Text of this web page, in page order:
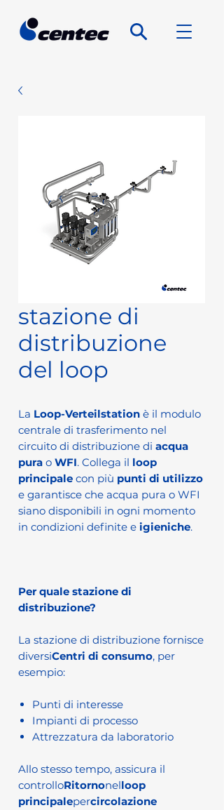
stazione di
distribuzione
del loop
La Loop-Verteilstation è il modulo
centrale di trasferimento nel
circuito di distribuzione di acqua
pura o WFI. Collega il loop
principale con più punti di utilizzo
e garantisce che acqua pura o WFI
siano disponibili in ogni momento
in condizioni definite e igieniche.
Per quale stazione di
distribuzione?
La stazione di distribuzione fornisce
diversiCentri di consumo, per
esempio:
Punti di interesse
Impianti di processo
Attrezzatura da laboratorio
Allo stesso tempo, assicura il
controlloRitornonelloop
principalepercircolazione